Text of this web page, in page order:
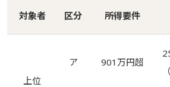
対象者 区分 所得要件
上位
ア 901万円超